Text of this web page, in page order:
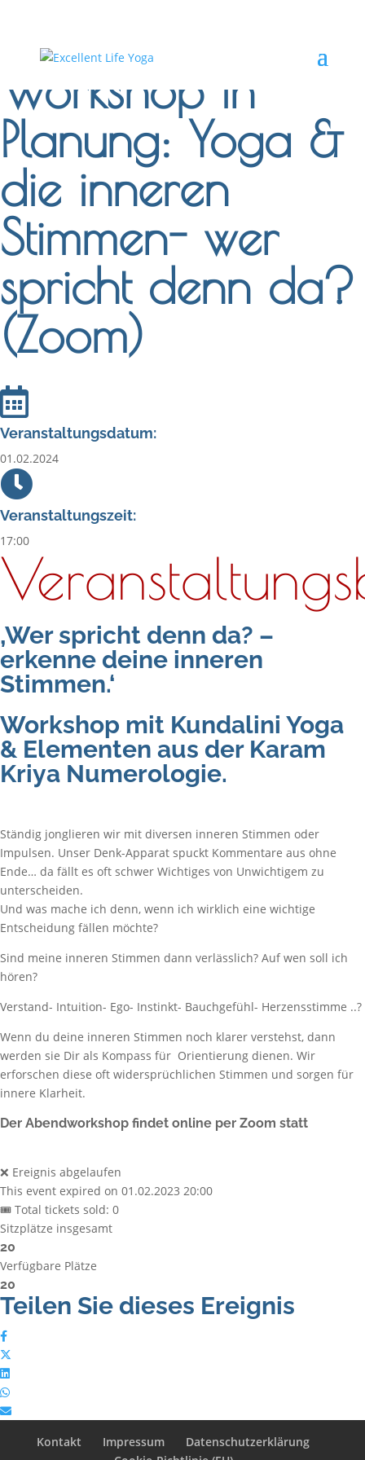
Workshop in
Planung: Yoga &
die inneren
Stimmen- wer
spricht denn da?
(Zoom)
Veranstaltungsdatum:
01.02.2024
Veranstaltungszeit:
17:00
‚Wer spricht denn da? –
erkenne deine inneren
Stimmen.‘
Workshop mit Kundalini Yoga
& Elementen aus der Karam
Kriya Numerologie.
Ständig jonglieren wir mit diversen inneren Stimmen oder
Impulsen. Unser Denk-Apparat spuckt Kommentare aus ohne
Ende… da fällt es oft schwer Wichtiges von Unwichtigem zu
unterscheiden.
Und was mache ich denn, wenn ich wirklich eine wichtige
Entscheidung fällen möchte?
Sind meine inneren Stimmen dann verlässlich? Auf wen soll ich
hören?
Verstand- Intuition- Ego- Instinkt- Bauchgefühl- Herzensstimme ..?
Wenn du deine inneren Stimmen noch klarer verstehst, dann
werden sie Dir als Kompass für Orientierung dienen. Wir
erforschen diese oft widersprüchlichen Stimmen und sorgen für
innere Klarheit.
Der Abendworkshop findet online per Zoom statt
❌ Ereignis abgelaufen
This event expired on 01.02.2023 20:00
🎟 Total tickets sold: 0
Sitzplätze insgesamt
20
Verfügbare Plätze
20
Teilen Sie dieses Ereignis
Kontakt Impressum
Datenschutzerklärung